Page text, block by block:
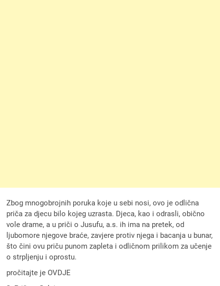
Zbog mnogobrojnih poruka koje u sebi nosi, ovo je odlična
priča za djecu bilo kojeg uzrasta. Djeca, kao i odrasli, obično
vole drame, a u priči o Jusufu, a.s. ih ima na pretek, od
ljubomore njegove braće, zavjere protiv njega i bacanja u bunar,
što čini ovu priču punom zapleta i odličnom prilikom za učenje
o strpljenju i oprostu.
pročitajte je OVDJE